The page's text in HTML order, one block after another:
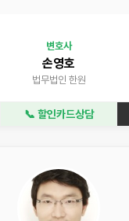
변호사
손영호
법무법인 한원
📞 할인카드상담